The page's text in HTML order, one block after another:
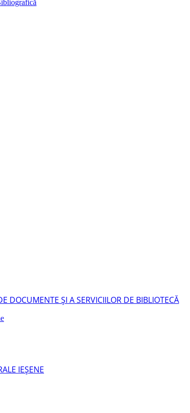
DOCUMENTE ŞI A SERVICIILOR DE BIBLIOTECĂ
IEŞENE